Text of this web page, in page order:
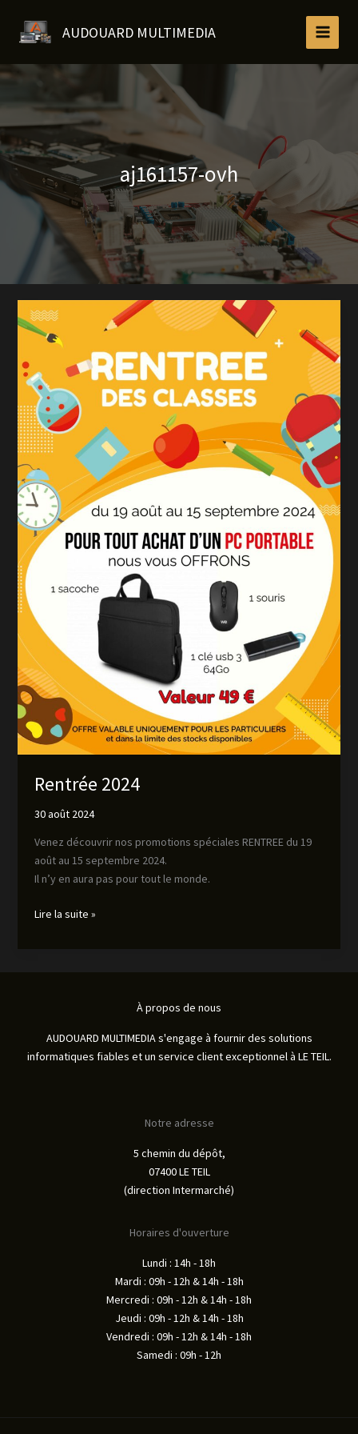
contenu
AUDOUARD MULTIMEDIA
aj161157-ovh
Rentrée 2024
30 août 2024
Venez découvrir nos promotions spéciales RENTREE du 19
août au 15 septembre 2024.
Il n’y en aura pas pour tout le monde.
Rentrée
2024
Lire la suite »
À propos de nous
AUDOUARD MULTIMEDIA s'engage à fournir des solutions
informatiques fiables et un service client exceptionnel à LE TEIL.
Notre adresse
5 chemin du dépôt,
07400 LE TEIL
(direction Intermarché)
Horaires d'ouverture
Lundi : 14h - 18h
Mardi : 09h - 12h & 14h - 18h
Mercredi : 09h - 12h & 14h - 18h
Jeudi : 09h - 12h & 14h - 18h
Vendredi : 09h - 12h & 14h - 18h
Samedi : 09h - 12h